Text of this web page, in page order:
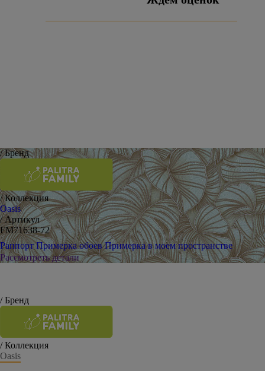
/ Бренд
/ Коллекция
Oasis
/ Артикул
FM71638-72
Раппорт Примерка обоев Примерка в моем пространстве
Рассмотреть детали
/ Бренд
/ Коллекция
Oasis